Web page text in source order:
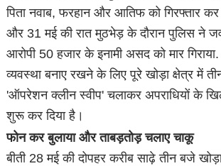
पिता नवाब, फरहान और आतिफ को गिरफ्तार
और 31 मई की रात मुठभेड़ के दौरान पुलिस ने
आरोपी 50 हजार के इनामी असद को मार
व्यवस्था बनाए रखने के लिए पूरे खोड़ा क्षेत्र में
'ऑपरेशन क्लीन स्वीप' चलाकर अपराधियों के
शुरू कर दिया है।
फोन कर बुलाया और ताबड़तोड़ चलाए चाकू
बीती 28 मई की दोपहर करीब साढ़े तीन बजे